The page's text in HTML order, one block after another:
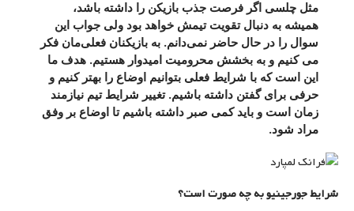
مثل چلسی اگر فرصت جذب بازیکن را داشته باشد،
همیشه به دنبال تقویت تیمش خواهد بود ولی جواب این
سوال را در حال حاضر نمی‌دانم. به بازیکنان فعلی‌مان فکر
می کنیم و به بخشش محرومیت امیدوار هستیم. هدف ما
این است که با شرایط فعلی بتوانیم اوضاع را بهتر کنیم و
حرفی برای گفتن داشته باشیم. تغییر شرایط تیم نیازمند
زمان است و باید کمی صبر داشته باشیم تا اوضاع بر وفق
مراد شود.
شرایط جورجینیو به چه صورت است؟